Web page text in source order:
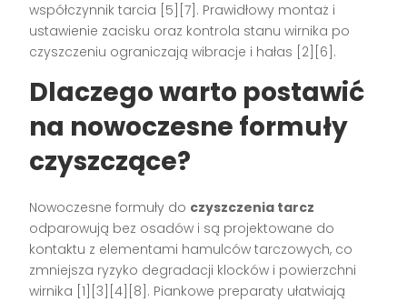
współczynnik tarcia [5][7]. Prawidłowy montaż i
ustawienie zacisku oraz kontrola stanu wirnika po
czyszczeniu ograniczają wibracje i hałas [2][6].
Dlaczego warto postawić
na nowoczesne formuły
czyszczące?
Nowoczesne formuły do czyszczenia tarcz
odparowują bez osadów i są projektowane do
kontaktu z elementami hamulców tarczowych, co
zmniejsza ryzyko degradacji klocków i powierzchni
wirnika [1][3][4][8]. Piankowe preparaty ułatwiają